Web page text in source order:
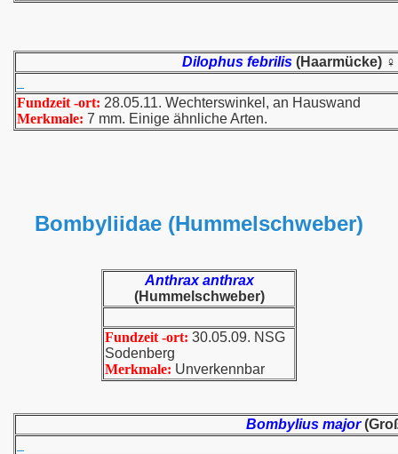
Dilophus febrilis(Haarmücke)♀
Fundzeit -ort: 28.05.11. Wechterswinkel, an Hauswand
Merkmale: 7 mm. Einige ähnliche Arten.
Bombyliidae (Hummelschweber)
Anthrax anthrax
(Hummelschweber)
Fundzeit -ort: 30.05.09. NSG
Sodenberg
Merkmale: Unverkennbar
Bombylius major